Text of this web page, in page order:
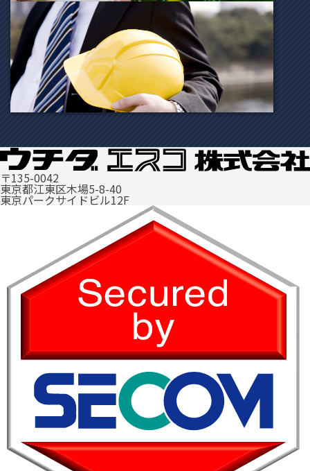
サステナビリティビジョン
工事パートナー会社様募集
〒135-0042
東京都江東区木場5-8-40
東京パークサイドビル12F